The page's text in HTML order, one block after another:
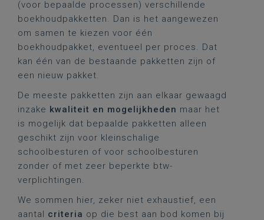
(voor bepaalde processen) verschillende
boekhoudpakketten. Dan is het aangewezen
om samen te kiezen voor één
boekhoudpakket, eventueel per proces. Dat
kan één van de bestaande pakketten zijn of
een nieuw pakket.
De meeste pakketten zijn aan elkaar gewaagd
inzake kwaliteit en mogelijkheden maar het
is mogelijk dat bepaalde pakketten alleen
geschikt zijn voor kleinschalige
schoolbesturen of voor schoolbesturen
zonder of met zeer beperkte btw-
verplichtingen.
We sommen hier, zeker niet exhaustief, een
aantal criteria op die best aan bod komen bij